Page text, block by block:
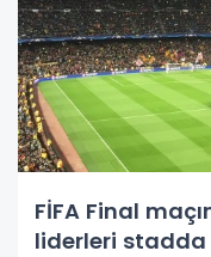
FİFA Final
liderleri stadda